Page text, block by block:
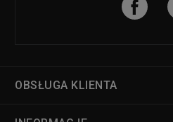
OBSŁUGA KLIENTA